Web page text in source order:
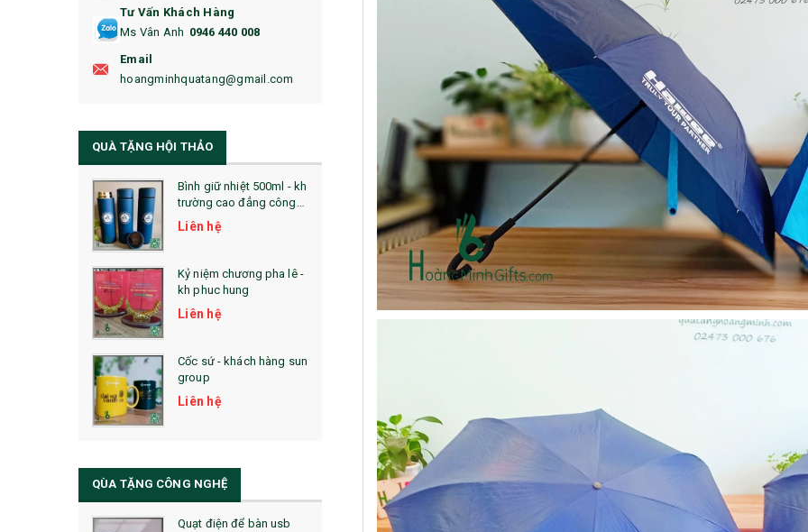
18. ẤM CHÉN QUÀ TẶNG
19. ĐỒNG HỒ TREO TƯỜNG
22. ĐỒNG HỒ ĐỂ BÀN
23. QÙA TẶNG ĐỘC ĐÁO
24. QÙA TẶNG PHA LÊ
25. QUÀ TẶNG GLASSLOCK
26. QUÀ TẶNG LUMINARC
28. BỘ ĐỒ ĂN CAO CẤP
29. MÓC KHOÁ
31. TÚI VẢI KHÔNG DỆT
33. MŨ LƯỠI TRAI
Tư Vấn Khách Hàng
Ms Vân Anh 0946 440 008
Email
hoangminhquatang@gmail.com
QUÀ TẶNG HỘI THẢO
Bình giữ nhiệt 500ml - kh
trường cao đẳng công
nghệ bách khoa hà nội
Liên hệ
Kỷ niệm chương pha lê -
kh phuc hung
Liên hệ
Cốc sứ - khách hàng sun
group
Liên hệ
Bộ sổ bút cao cấp -
khách hàng evs
Liên hệ
Pin sạc dự phòng hoco
j82 10.000mah - khách
hàng nam thắng
Liên hệ
Bình thủy tinh lọc trà -
khách hàng div
Liên hệ
Bình nước thủy tinh có
dây xách
Liên hệ
QÙA TẶNG CÔNG NGHỆ
Quạt điện để bàn usb
Đế để ipad remax rm
Chuột không dây 2.4g